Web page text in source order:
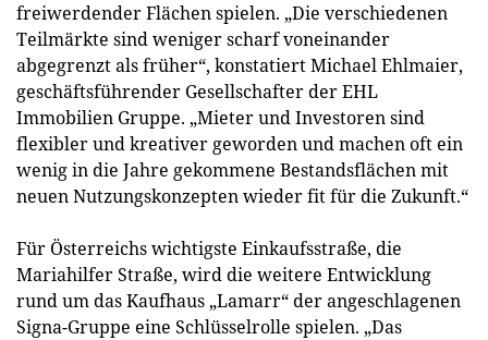
freiwerdender Flächen spielen. „Die verschiedenen
Teilmärkte sind weniger scharf voneinander
abgegrenzt als früher“, konstatiert Michael Ehlmaier,
geschäftsführender Gesellschafter der EHL
Immobilien Gruppe. „Mieter und Investoren sind
flexibler und kreativer geworden und machen oft ein
wenig in die Jahre gekommene Bestandsflächen mit
neuen Nutzungskonzepten wieder fit für die Zukunft.“
Für Österreichs wichtigste Einkaufsstraße, die
Mariahilfer Straße, wird die weitere Entwicklung
rund um das Kaufhaus „Lamarr“ der angeschlagenen
Signa-Gruppe eine Schlüsselrolle spielen. „Das